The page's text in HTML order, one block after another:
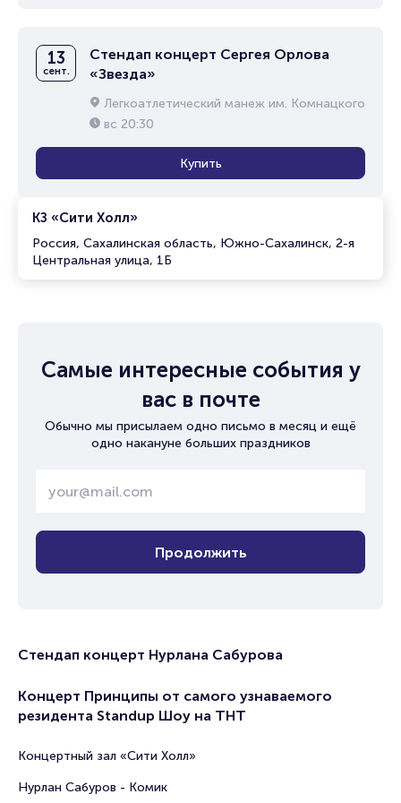
КЗ «Сити Холл»
Россия, Сахалинская область, Южно-Сахалинск, 2-я
Центральная улица, 1Б
13
сент.
Стендап концерт Сергея Орлова
«Звезда»
Легкоатлетический манеж им. Комнацкого
вс 20:30
Купить
Самые интересные события у
вас в почте
Обычно мы присылаем одно письмо в месяц и ещё
одно накануне больших праздников
Продолжить
Стендап концерт Нурлана Сабурова
Концерт Принципы от самого узнаваемого
резидента Standup Шоу на ТНТ
Концертный зал «Сити Холл»
Нурлан Сабуров - Комик